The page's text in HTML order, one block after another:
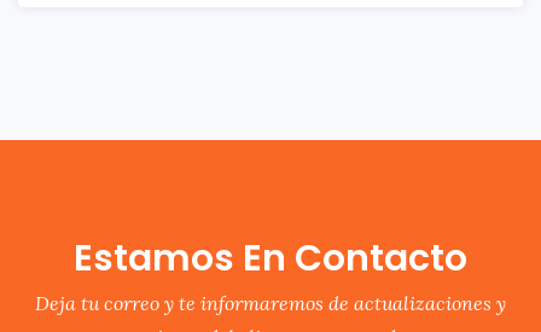
Estamos En Contacto
Deja tu correo y te informaremos de actualizaciones y